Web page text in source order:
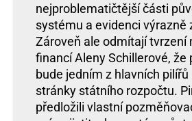
nejproblematičtější části
systému a evidenci výrazně
Zároveň ale odmítají tvrzení
financí Aleny Schillerové, že
bude jedním z hlavních
stránky státního rozpočtu.
předložili vlastní